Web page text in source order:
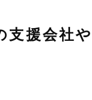
支援会社や